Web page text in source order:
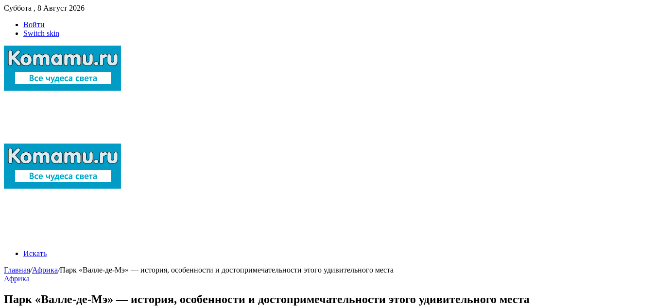
Суббота , 8 Август 2026
Войти
Switch skin
Искать
Главная/Африка/Парк «Валле-де-Мэ» — история, особенности и достопримечательности этого удивительного места
Африка
Парк «Валле-де-Мэ» — история, особенности и достопримечательности этого удивительного места